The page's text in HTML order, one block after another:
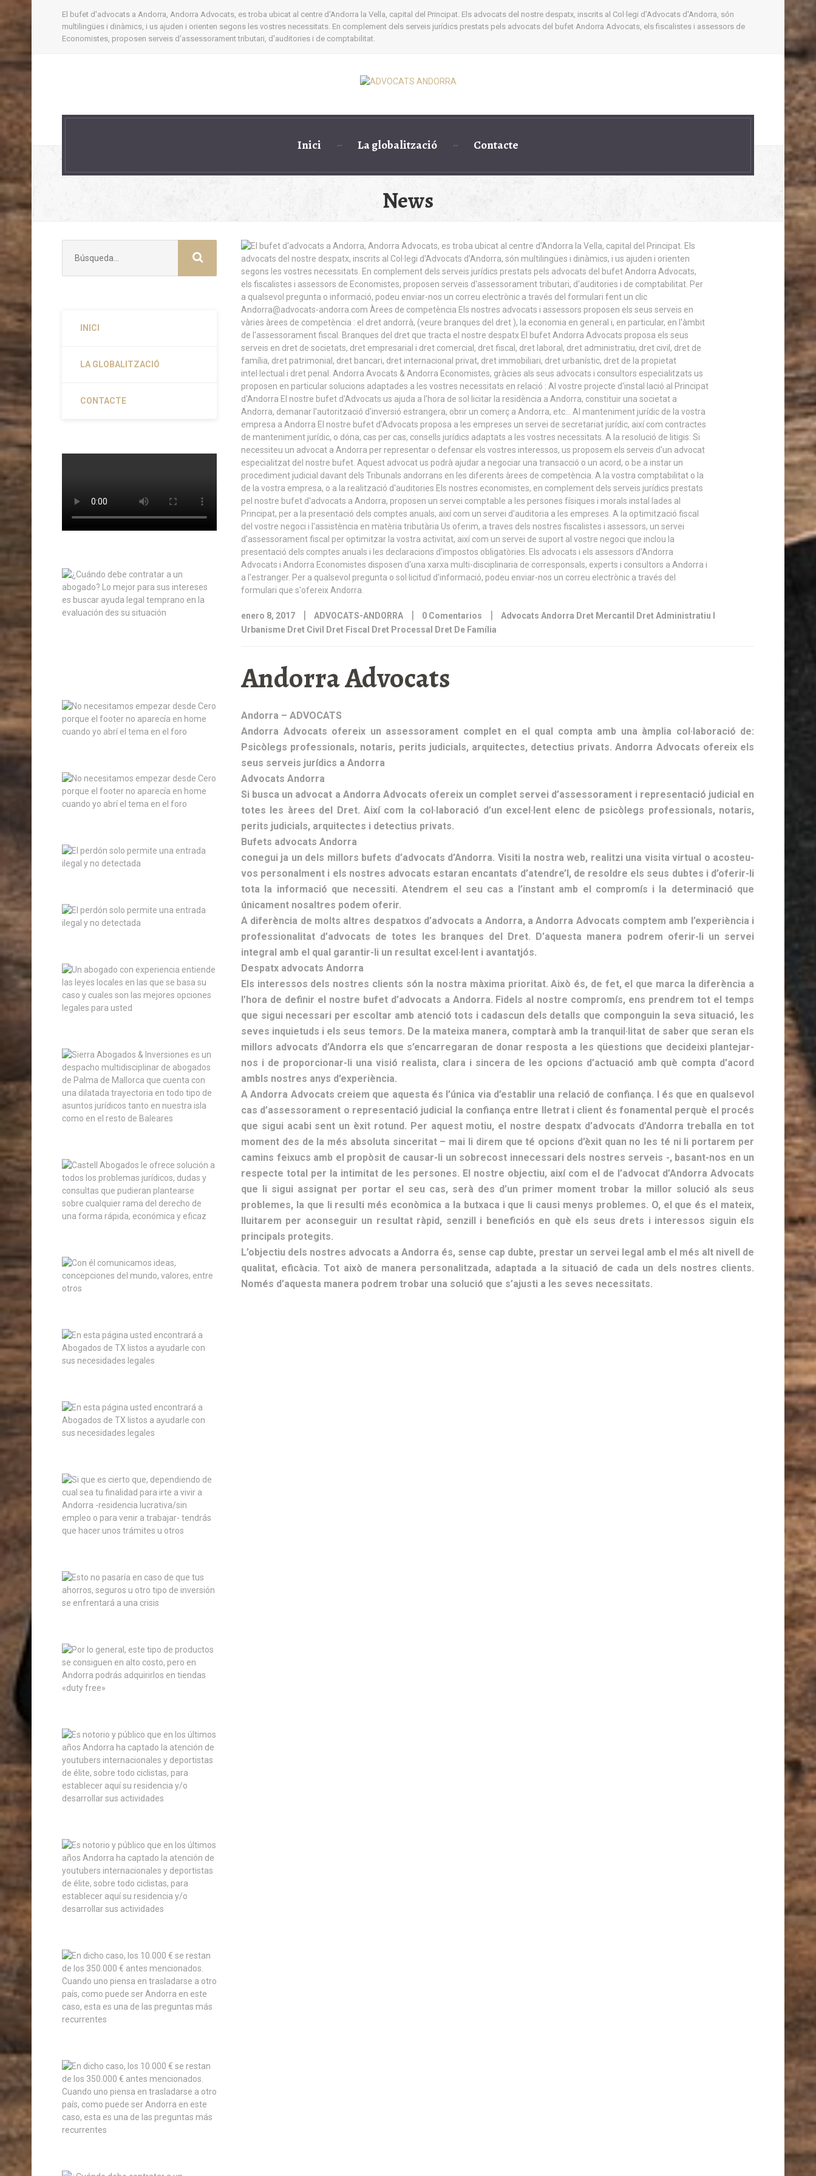
El bufet d'advocats a Andorra, Andorra Advocats, es troba ubicat al centre d'Andorra la Vella, capital del Principat. Els advocats del nostre despatx, inscrits al Col·legi d'Advocats d'Andorra, són
multilingües i dinàmics, i us ajuden i orienten segons les vostres necessitats. En complement dels serveis jurídics prestats pels advocats del bufet Andorra Advocats, els fiscalistes i assessors de
Economistes, proposen serveis d'assessorament tributari, d'auditories i de comptabilitat.
Inici La globalització Contacte
News
enero 8, 2017 | ADVOCATS-ANDORRA | 0 Comentarios |
Advocats Andorra Dret Mercantil Dret Administratiu I
Urbanisme Dret Civil Dret Fiscal Dret Processal Dret De Família
Andorra Advocats
Andorra – ADVOCATS
Andorra Advocats ofereix un assessorament complet en el qual compta amb una àmplia col·laboració de:
Psicòlegs professionals, notaris, perits judicials, arquitectes, detectius privats. Andorra Advocats ofereix els
seus serveis jurídics a Andorra
Advocats Andorra
Si busca un advocat a Andorra Advocats ofereix un complet servei d’assessorament i representació judicial en
totes les àrees del Dret. Així com la col·laboració d’un excel·lent elenc de psicòlegs professionals, notaris,
perits judicials, arquitectes i detectius privats.
Bufets advocats Andorra
conegui ja un dels millors bufets d’advocats d’Andorra. Visiti la nostra web, realitzi una visita virtual o acosteu-
vos personalment i els nostres advocats estaran encantats d’atendre’l, de resoldre els seus dubtes i d’oferir-li
tota la informació que necessiti. Atendrem el seu cas a l’instant amb el compromís i la determinació que
únicament nosaltres podem oferir.
A diferència de molts altres despatxos d’advocats a Andorra, a Andorra Advocats comptem amb l’experiència i
professionalitat d’advocats de totes les branques del Dret. D’aquesta manera podrem oferir-li un servei
integral amb el qual garantir-li un resultat excel·lent i avantatjós.
Despatx advocats Andorra
Els interessos dels nostres clients són la nostra màxima prioritat. Això és, de fet, el que marca la diferència a
l’hora de definir el nostre bufet d’advocats a Andorra. Fidels al nostre compromís, ens prendrem tot el temps
que sigui necessari per escoltar amb atenció tots i cadascun dels detalls que componguin la seva situació, les
seves inquietuds i els seus temors. De la mateixa manera, comptarà amb la tranquil·litat de saber que seran els
millors advocats d’Andorra els que s’encarregaran de donar resposta a les qüestions que decideixi plantejar-
nos i de proporcionar-li una visió realista, clara i sincera de les opcions d’actuació amb què compta d’acord
ambls nostres anys d’experiència.
A Andorra Advocats creiem que aquesta és l’única via d’establir una relació de confiança. I és que en qualsevol
cas d’assessorament o representació judicial la confiança entre lletrat i client és fonamental perquè el procés
que sigui acabi sent un èxit rotund. Per aquest motiu, el nostre despatx d’advocats d’Andorra treballa en tot
moment des de la més absoluta sinceritat – mai li direm que té opcions d’èxit quan no les té ni li portarem per
camins feixucs amb el propòsit de causar-li un sobrecost innecessari dels nostres serveis -, basant-nos en un
respecte total per la intimitat de les persones. El nostre objectiu, així com el de l’advocat d’Andorra Advocats
que li sigui assignat per portar el seu cas, serà des d’un primer moment trobar la millor solució als seus
problemes, la que li resulti més econòmica a la butxaca i que li causi menys problemes. O, el que és el mateix,
lluitarem per aconseguir un resultat ràpid, senzill i beneficiós en què els seus drets i interessos siguin els
principals protegits.
L’objectiu dels nostres advocats a Andorra és, sense cap dubte, prestar un servei legal amb el més alt nivell de
qualitat, eficàcia. Tot això de manera personalitzada, adaptada a la situació de cada un dels nostres clients.
Només d’aquesta manera podrem trobar una solució que s’ajusti a les seves necessitats.
INICI
LA GLOBALITZACIÓ
CONTACTE